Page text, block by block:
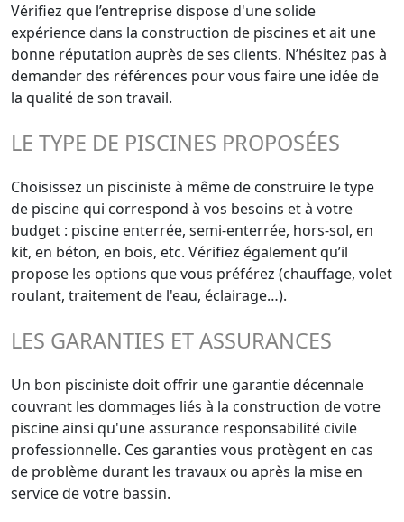
Vérifiez que l’entreprise dispose d'une solide
expérience dans la construction de piscines et ait une
bonne réputation auprès de ses clients. N’hésitez pas à
demander des références pour vous faire une idée de
la qualité de son travail.
LE TYPE DE PISCINES PROPOSÉES
Choisissez un pisciniste à même de construire le type
de piscine qui correspond à vos besoins et à votre
budget : piscine enterrée, semi-enterrée, hors-sol, en
kit, en béton, en bois, etc. Vérifiez également qu’il
propose les options que vous préférez (chauffage, volet
roulant, traitement de l'eau, éclairage…).
LES GARANTIES ET ASSURANCES
Un bon pisciniste doit offrir une garantie décennale
couvrant les dommages liés à la construction de votre
piscine ainsi qu'une assurance responsabilité civile
professionnelle. Ces garanties vous protègent en cas
de problème durant les travaux ou après la mise en
service de votre bassin.